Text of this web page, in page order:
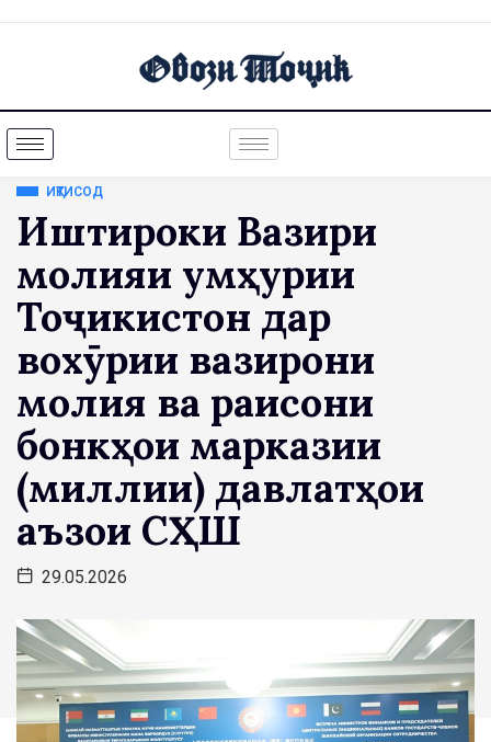
ИҚТИСОД
Иштироки Вазири
молияи Ҷумҳурии
Тоҷикистон дар
вохӯрии вазирони
молия ва раисони
бонкҳои марказии
(миллии) давлатҳои
аъзои СҲШ
29.05.2026